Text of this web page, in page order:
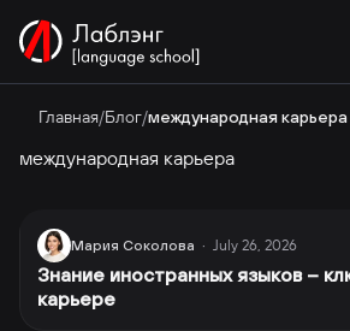
Главная/Блог/международная карьера
международная карьера
Мария Соколова · July 26, 2026
Знание иностранных языков –
карьере